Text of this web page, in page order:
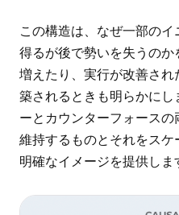
この構造は、なぜ一部の
得るが後で勢いを失うの
増えたり、実行が改善さ
築されるときも明らかに
ーとカウンターフォース
維持するものとそれをスケ
明確なイメージを提供しま